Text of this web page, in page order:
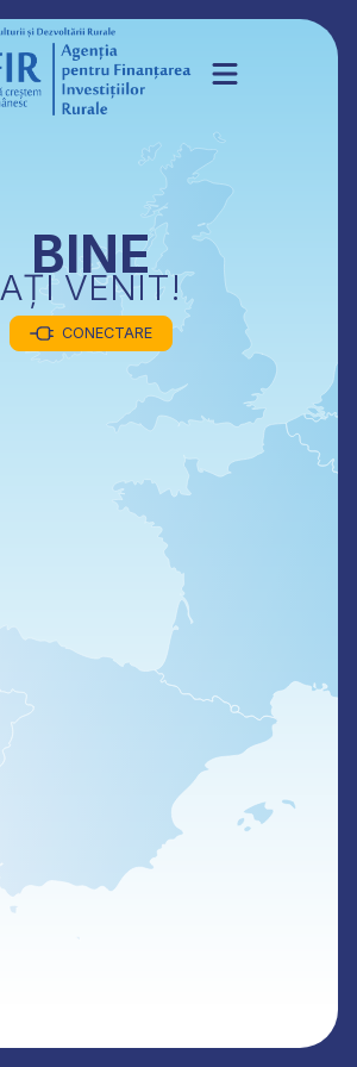
BINE
AȚI VENIT!
CONECTARE